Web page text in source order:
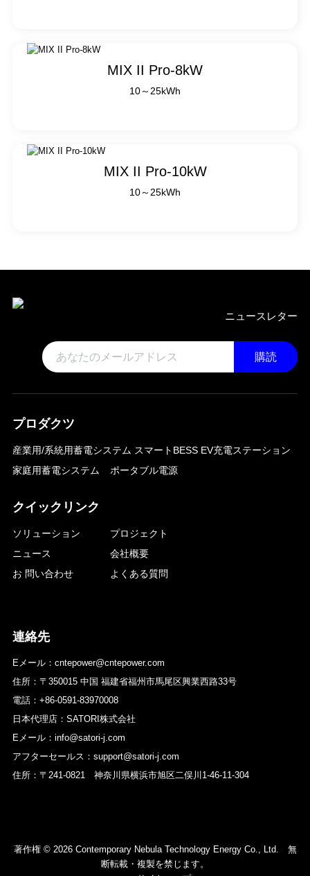
MIX II Pro-8kW
10～25kWh
MIX II Pro-10kW
10～25kWh
ニュースレター
購読
プロダクツ
産業用/系統用蓄電システム スマートBESS EV充電ステーション
家庭用蓄電システム
ポータブル電源
クイックリンク
ソリューション
プロジェクト
ニュース
会社概要
お 問い合わせ
よくある質問
連絡先
Eメール：cntepower@cntepower.com
住所：〒350015 中国 福建省福州市馬尾区興業西路33号
電話：+86-0591-83970008
日本代理店：SATORI株式会社
Eメール：info@satori-j.com
アフターセールス：support@satori-j.com
住所：〒241-0821 神奈川県横浜市旭区二俣川1-46-11-304
著作権 © 2026 Contemporary Nebula Technology Energy Co., Ltd. 無
断転載・複製を禁じます。